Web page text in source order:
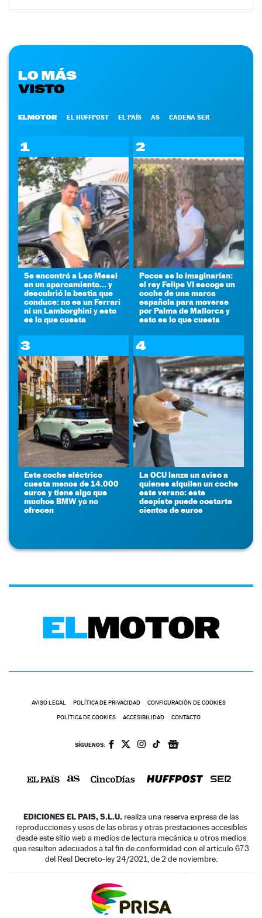
LO MÁS
VISTO
ELMOTOR EL HUFFPOST EL PAÍS AS CADENA SER
1
Se encontró a Leo Messi
en un aparcamiento... y
descubrió la bestia que
conduce: no es un Ferrari
ni un Lamborghini y esto
es lo que cuesta
2
Pocos se lo imaginarían:
el rey Felipe VI escoge un
coche de una marca
española para moverse
por Palma de Mallorca y
esto es lo que cuesta
3
Este coche eléctrico
cuesta menos de 14.000
euros y tiene algo que
muchos BMW ya no
ofrecen
4
La OCU lanza un aviso a
quienes alquilen un coche
este verano: este
despiste puede costarte
cientos de euros
AVISO LEGAL POLÍTICA DE PRIVACIDAD CONFIGURACIÓN DE COOKIES
POLÍTICA DE COOKIES ACCESIBILIDAD CONTACTO
SÍGUENOS:
EDICIONES EL PAIS, S.L.U. realiza una reserva expresa de las
reproducciones y usos de las obras y otras prestaciones accesibles
desde este sitio web a medios de lectura mecánica u otros medios
que resulten adecuados a tal fin de conformidad con el artículo 67.3
del Real Decreto-ley 24/2021, de 2 de noviembre.